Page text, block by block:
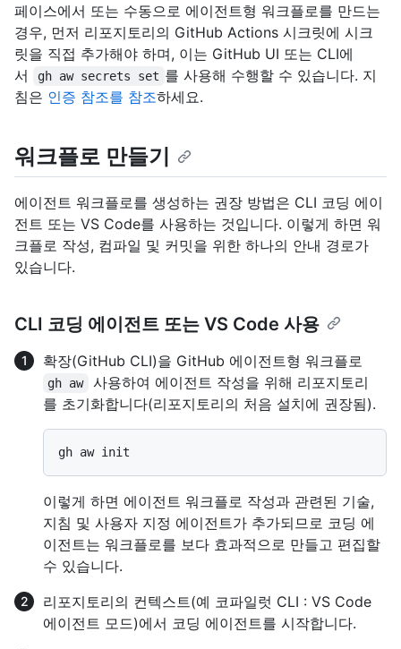
페이스에서 또는 수동으로 에이전트형 워크플로를 만드는
경우, 먼저 리포지토리의 GitHub Actions 시크릿에 시크
릿을 직접 추가해야 하며, 이는 GitHub UI 또는 CLI에
서
gh aw secrets set 를 사용해 수행할 수 있습니다. 지
침은 인증 참조를 참조하세요.
워크플로 만들기
에이전트 워크플로를 생성하는 권장 방법은 CLI 코딩 에이
전트 또는 VS Code를 사용하는 것입니다. 이렇게 하면 워
크플로 작성, 컴파일 및 커밋을 위한 하나의 안내 경로가
있습니다.
CLI 코딩 에이전트 또는 VS Code 사용
확장(GitHub CLI)을 GitHub 에이전트형 워크플로
gh aw
사용하여 에이전트 작성을 위해 리포지토리
를 초기화합니다(리포지토리의 처음 설치에 권장됨).
이렇게 하면 에이전트 워크플로 작성과 관련된 기술,
지침 및 사용자 지정 에이전트가 추가되므로 코딩 에
이전트는 워크플로를 보다 효과적으로 만들고 편집할
수 있습니다.
리포지토리의 컨텍스트(예 코파일럿 CLI : VS Code
에이전트 모드)에서 코딩 에이전트를 시작합니다.